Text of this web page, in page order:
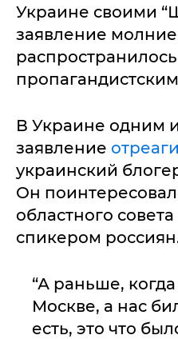
Украине своими
заявление
В Украине одним
заявление
украинский
Он
областного
спикером
“А раньше,
Москве, а нас
есть, это что